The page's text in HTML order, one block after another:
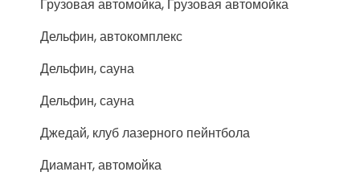
Грузовая автомойка, Грузовая автомойка
Дельфин, автокомплекс
Дельфин, сауна
Дельфин, сауна
Джедай, клуб лазерного пейнтбола
Диамант, автомойка